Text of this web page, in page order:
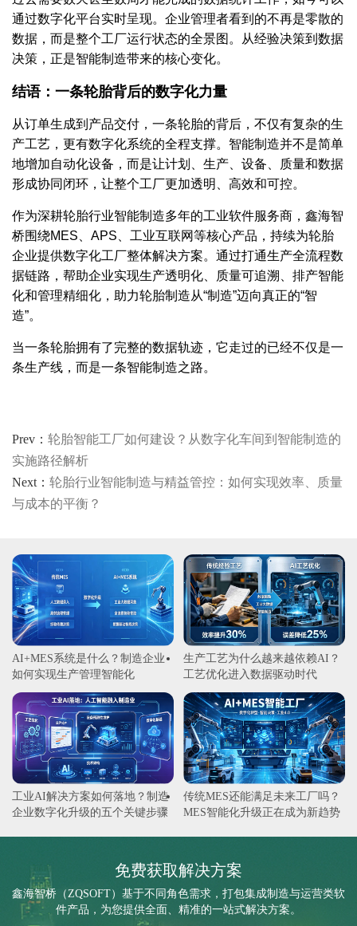
通过数字化平台实时呈现。企业管理者看到的不再是零散的
数据，而是整个工厂运行状态的全景图。从经验决策到数据
决策，正是智能制造带来的核心变化。
结语：一条轮胎背后的数字化力量
从订单生成到产品交付，一条轮胎的背后，不仅有复杂的生
产工艺，更有数字化系统的全程支撑。智能制造并不是简单
地增加自动化设备，而是让计划、生产、设备、质量和数据
形成协同闭环，让整个工厂更加透明、高效和可控。
作为深耕轮胎行业智能制造多年的工业软件服务商，鑫海智
桥围绕MES、APS、工业互联网等核心产品，持续为轮胎
企业提供数字化工厂整体解决方案。通过打通生产全流程数
据链路，帮助企业实现生产透明化、质量可追溯、排产智能
化和管理精细化，助力轮胎制造从“制造”迈向真正的“智
造”。
当一条轮胎拥有了完整的数据轨迹，它走过的已经不仅是一
条生产线，而是一条智能制造之路。
Prev： 轮胎智能工厂如何建设？从数字化车间到智能制造的
实施路径解析
Next： 轮胎行业智能制造与精益管控：如何实现效率、质量
与成本的平衡？
AI+MES系统是什么？制造企业
如何实现生产管理智能化
生产工艺为什么越来越依赖AI？
工艺优化进入数据驱动时代
工业AI解决方案如何落地？制造
企业数字化升级的五个关键步骤
传统MES还能满足未来工厂吗？
MES智能化升级正在成为新趋势
免费获取解决方案
鑫海智桥（ZQSOFT）基于不同角色需求，打包集成制造与运营类软
件产品，为您提供全面、精准的一站式解决方案。